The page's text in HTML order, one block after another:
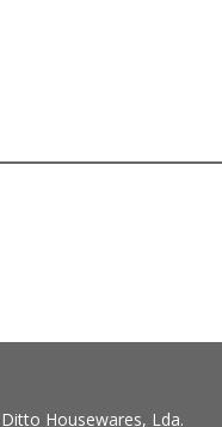
Ditto Housewares, Lda.